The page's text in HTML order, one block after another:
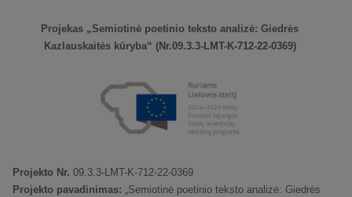
Projekas „Semiotinė poetinio teksto analizė: Giedrės
Kazlauskaitės kūryba“ (Nr.09.3.3-LMT-K-712-22-0369)
Projekto Nr. 09.3.3-LMT-K-712-22-0369
Projekto pavadinimas: „Semiotinė poetinio teksto analizė: Giedrės